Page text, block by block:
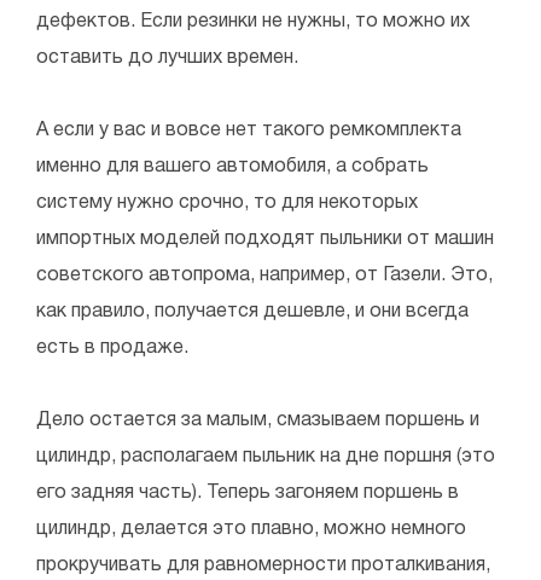
дефектов. Если резинки не нужны, то можно их
оставить до лучших времен.
А если у вас и вовсе нет такого ремкомплекта
именно для вашего автомобиля, а собрать
систему нужно срочно, то для некоторых
импортных моделей подходят пыльники от машин
советского автопрома, например, от Газели. Это,
как правило, получается дешевле, и они всегда
есть в продаже.
Дело остается за малым, смазываем поршень и
цилиндр, располагаем пыльник на дне поршня (это
его задняя часть). Теперь загоняем поршень в
цилиндр, делается это плавно, можно немного
прокручивать для равномерности проталкивания,